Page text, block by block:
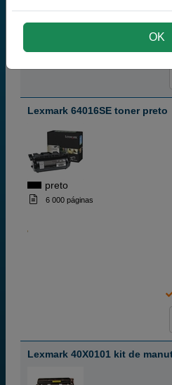
Lexmark 64016SE toner preto
preto
6 000 páginas
Lexmark 40X0101 kit de
OK